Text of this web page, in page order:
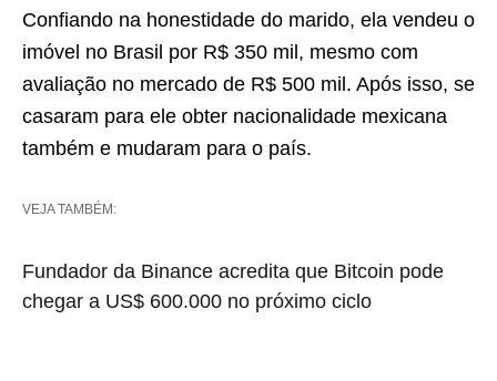
Confiando na honestidade do marido, ela vendeu o
imóvel no Brasil por R$ 350 mil, mesmo com
avaliação no mercado de R$ 500 mil. Após isso, se
casaram para ele obter nacionalidade mexicana
também e mudaram para o país.
VEJA TAMBÉM:
Fundador da Binance acredita que Bitcoin pode
chegar a US$ 600.000 no próximo ciclo